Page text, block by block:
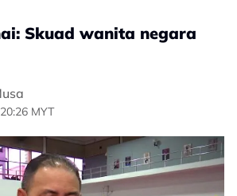
berpasukan dan juga doubles,
prestasi edisi 2025 yang
anak buah Rashidi Nordin
kumpulan.
Thai 2026 dijadualkan
11 Ogos depan.
pasukan ke kejohanan
meletakkan barisan pemain
Sumali.
Skuad wanita negara
MYT